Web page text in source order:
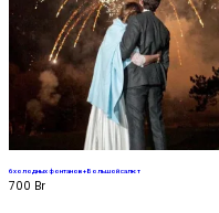
6 холодных фонтанов + Большой салют
700 Br